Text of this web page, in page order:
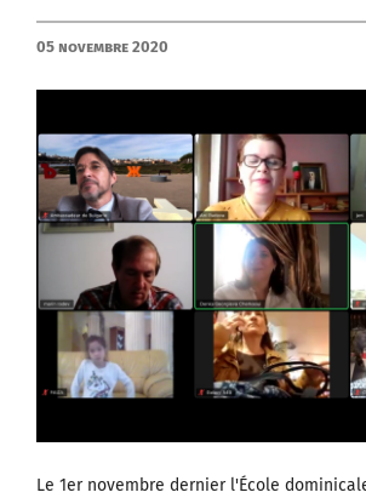
05 Novembre 2020
Le 1er novembre dernier l'École